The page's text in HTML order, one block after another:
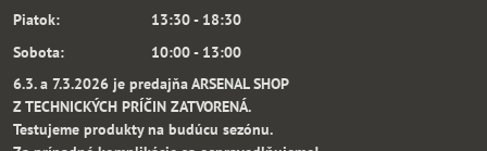
Piatok: 13:30 - 18:30
Sobota: 10:00 - 13:00
6.3. a 7.3.2026 je predajňa ARSENAL SHOP
Z TECHNICKÝCH PRÍČIN ZATVORENÁ.
Testujeme produkty na budúcu sezónu.